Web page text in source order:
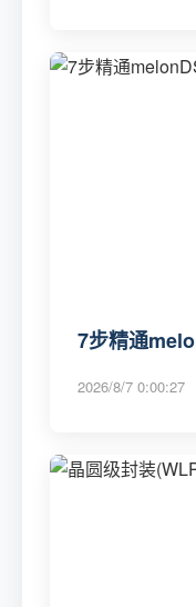
7步精通
2026/8/7 0:00:27